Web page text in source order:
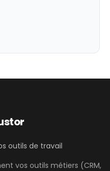
outils de travail
vos outils métiers (CRM,